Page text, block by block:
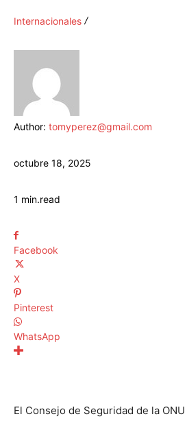
Internacionales
Author: tomyperez@gmail.com
octubre 18, 2025
1 min.read
Facebook
X
Pinterest
WhatsApp
El Consejo de Seguridad de la